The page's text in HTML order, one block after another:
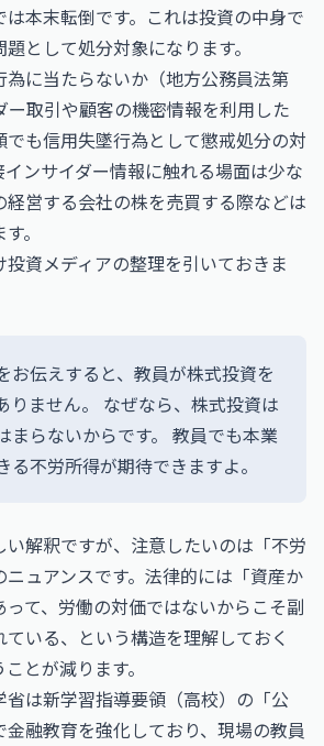
本末転倒です。これは投資の中身で
として処分対象になります。
に当たらないか（地方公務員法第
ー取引や顧客の機密情報を利用した
も信用失墜行為として懲戒処分の対
ンサイダー情報に触れる場面は少な
経営する会社の株を売買する際などは
。
資メディアの整理を引いておきま
お伝えすると、教員が株式投資を
りません。 なぜなら、株式投資は
まらないからです。 教員でも本業
る不労所得が期待できますよ。
い解釈ですが、注意したいのは「不労
ュアンスです。法律的には「資産か
て、労働の対価ではないからこそ副
いる、という構造を理解しておく
とが減ります。
省は新学習指導要領（高校）の「公
融教育を強化しており、現場の教員